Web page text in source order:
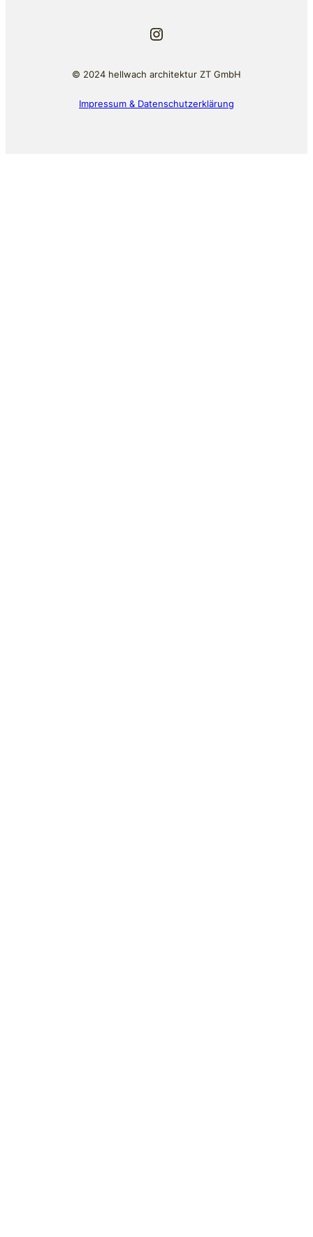
© 2024 hellwach architektur ZT GmbH
Instagram
Impressum & Datenschutzerklärung